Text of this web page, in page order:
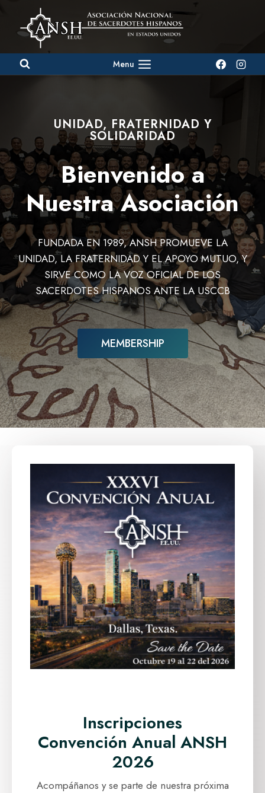
contenido
Menu
UNIDAD, FRATERNIDAD Y
SOLIDARIDAD
Bienvenido a
Nuestra Asociación
FUNDADA EN 1989, ANSH PROMUEVE LA
UNIDAD, LA FRATERNIDAD Y EL APOYO MUTUO, Y
SIRVE COMO LA VOZ OFICIAL DE LOS
SACERDOTES HISPANOS ANTE LA USCCB
MEMBERSHIP
Inscripciones
Convención Anual ANSH
2026
Acompáñanos y se parte de nuestra próxima